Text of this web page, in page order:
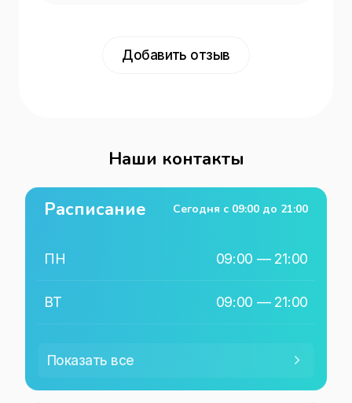
Добавить отзыв
Наши контакты
Расписание Сегодня с 09:00 до 21:00
ПН 09:00 — 21:00
ВТ 09:00 — 21:00
ЧТ 09:00—21:00
Показать все